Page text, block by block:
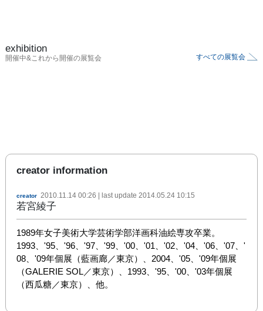
exhibition
開催中&これから開催の展覧会 すべての展覧会
creator information
creator 2010.11.14 00:26 | last update 2014.05.24 10:15
若宮綾子
1989年女子美術大学芸術学部洋画科油絵専攻卒業。
1993、'95、'96、'97、'99、'00、'01、'02、'04、'06、'07、'
08、'09年個展（藍画廊／東京）、2004、'05、'09年個展
（GALERIE SOL／東京）、1993、'95、'00、'03年個展
（西瓜糖／東京）、他。